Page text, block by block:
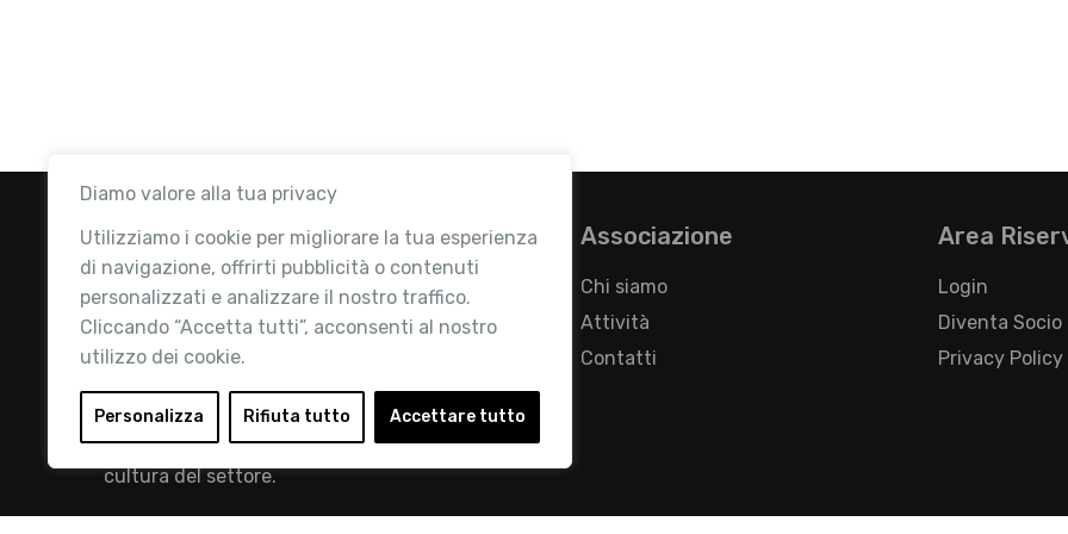
Diamo valore alla tua privacy
Utilizziamo i cookie per migliorare la tua esperienza
di navigazione, offrirti pubblicità o contenuti
personalizzati e analizzare il nostro traffico.
Cliccando “Accetta tutti”, acconsenti al nostro
utilizzo dei cookie.
Personalizza Rifiuta tutto Accettare tutto
Retail Institute Italy è l’Associazione di
riferimento per l'Ecosistema Retail: la nostra
mission è quella di promuovere lo sviluppo e la
cultura del settore.
Associazione
Chi siamo
Attività
Contatti
Area
Login
Diventa Socio
Privacy Policy